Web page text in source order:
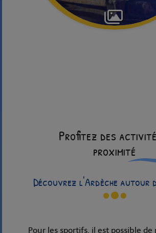
Profitez des
proximité
Découvrez l'Ardèche autour
Pour les sportifs, il est possible